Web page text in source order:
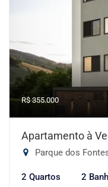
R$ 355.000
Apartamento à
Parque dos
2 Quartos 2